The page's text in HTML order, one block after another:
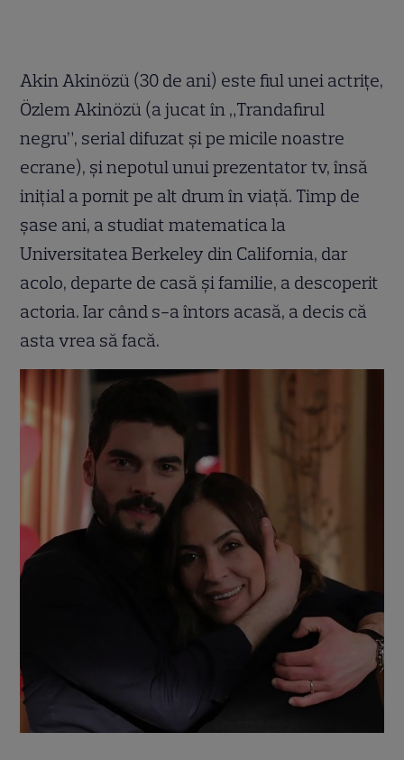
Akin Akinözü (30 de ani) este fiul unei actrițe,
Özlem Akinözü (a jucat în „Trandafirul
negru”, serial difuzat și pe micile noastre
ecrane), și nepotul unui prezentator tv, însă
inițial a pornit pe alt drum în viață. Timp de
șase ani, a studiat matematica la
Universitatea Berkeley din California, dar
acolo, departe de casă și familie, a descoperit
actoria. Iar când s-a întors acasă, a decis că
asta vrea să facă.